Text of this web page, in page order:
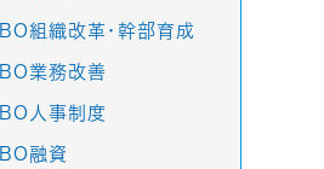
BO組織改革・幹部育成
BO業務改善
BO人事制度
BO融資